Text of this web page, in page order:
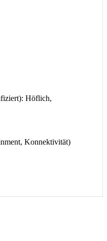
Höflich,
Konnektivität)